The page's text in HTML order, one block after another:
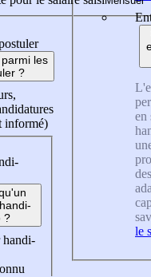
les
?
informé)
?
handi-
en
le